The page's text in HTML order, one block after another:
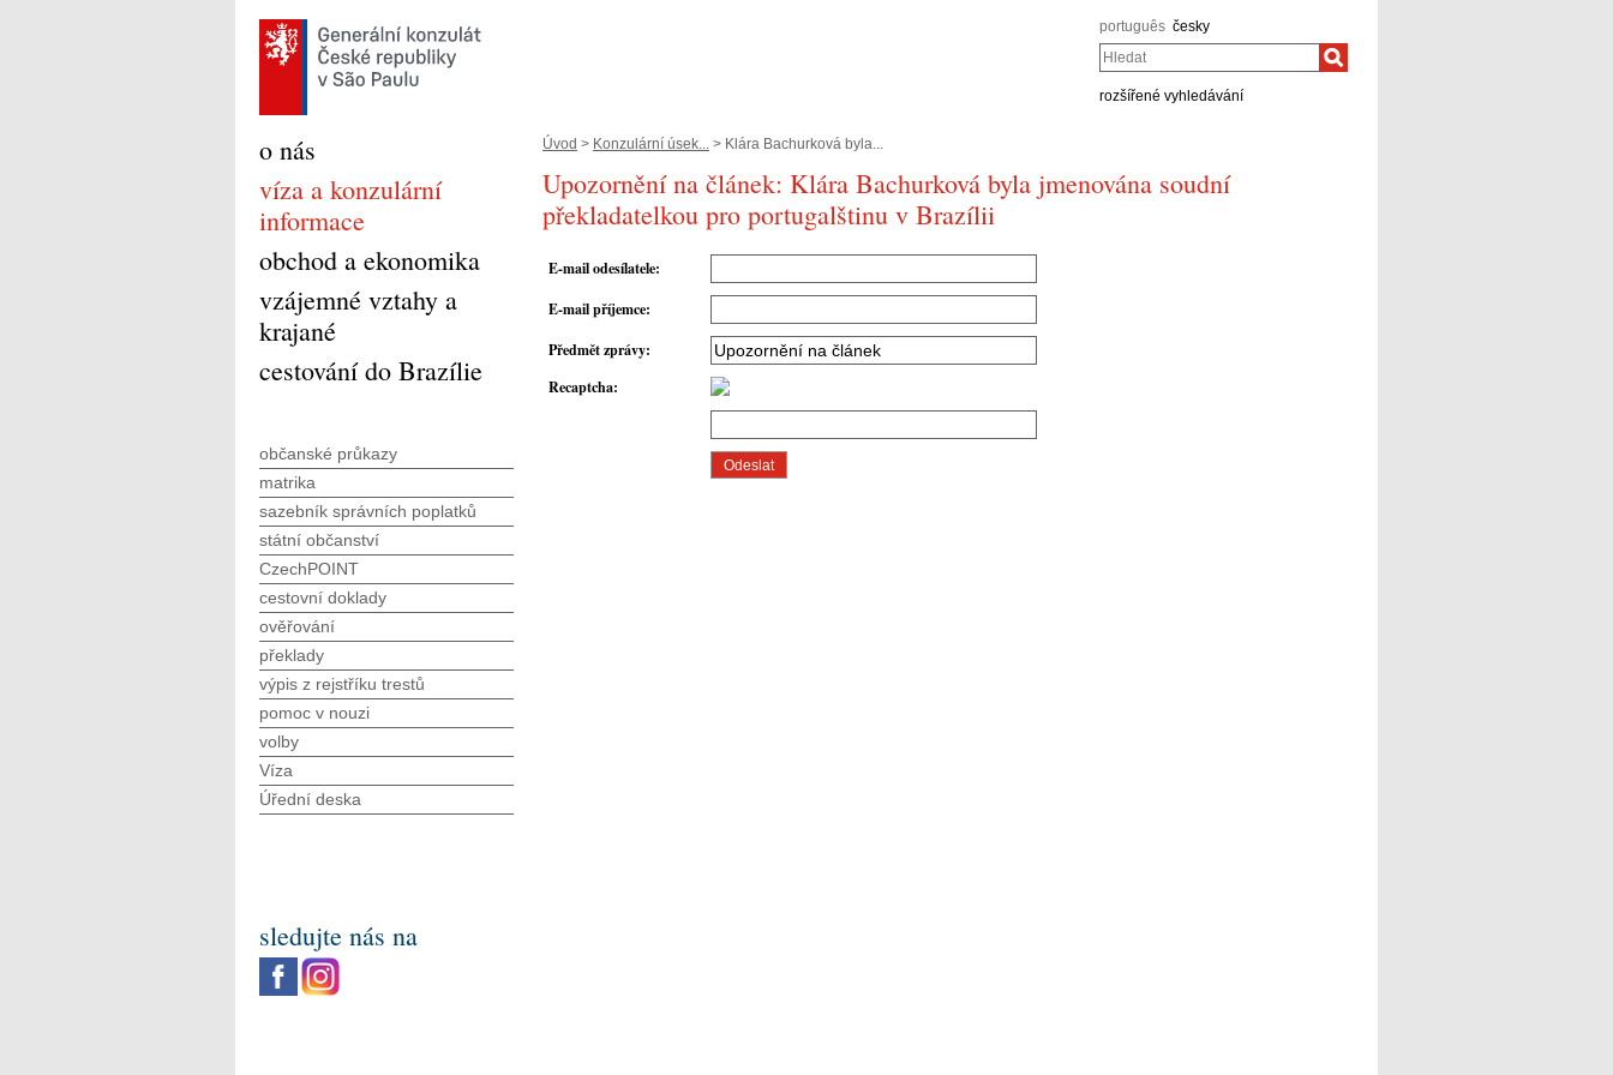
português česky
Hledat
rozšířené vyhledávání
Úvod > Konzulární úsek... > Klára Bachurková byla...
Upozornění na článek: Klára Bachurková byla jmenována soudní
překladatelkou pro portugalštinu v Brazílii
E-mail odesílatele:
E-mail příjemce:
Předmět zprávy:
Recaptcha:
o nás
víza a konzulární
informace
obchod a ekonomika
vzájemné vztahy a
krajané
cestování do Brazílie
občanské průkazy
matrika
sazebník správních poplatků
státní občanství
CzechPOINT
cestovní doklady
ověřování
překlady
výpis z rejstříku trestů
pomoc v nouzi
volby
Víza
Úřední deska
sledujte nás na